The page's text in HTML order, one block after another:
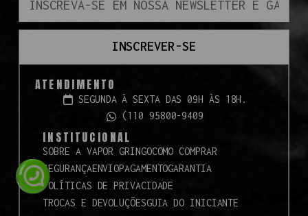
INSCREVER-SE
ATENDIMENTO
SEGUNDA À SEXTA DAS 09H ÀS 18H.
(110 95800-9409
INSTITUCIONAL
SOBRE A VAPOR GRINGOCOMO COMPRAR
SEGURANÇAENVIOPAGAMENTOGARANTIA
POLÍTICAS DE PRIVACIDADE
TROCAS E DEVOLUÇÕESGUIA DO INICIANTE